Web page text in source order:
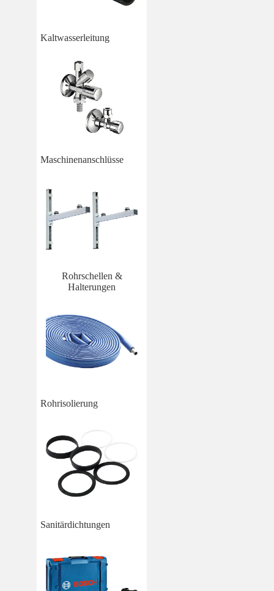
Kaltwasserleitung
Maschinenanschlüsse
Rohrschellen &
Halterungen
Rohrisolierung
Sanitärdichtungen